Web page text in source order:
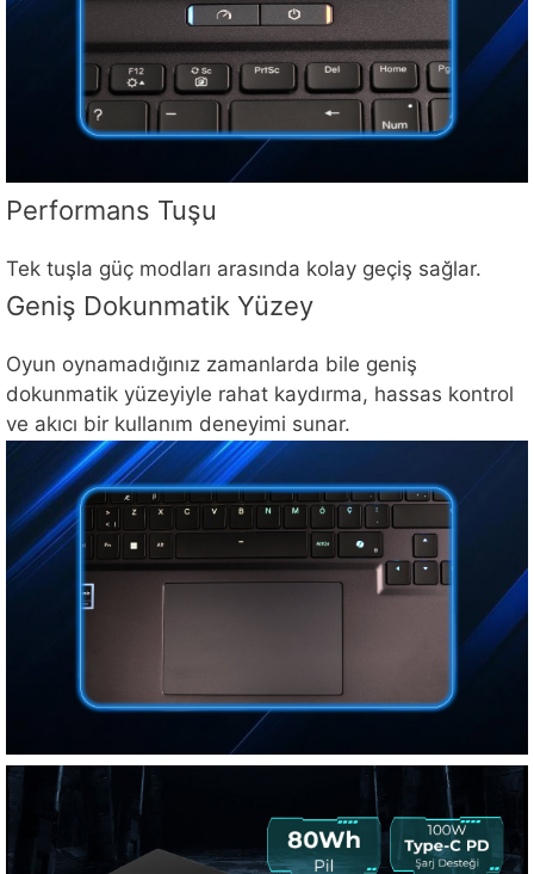
Performans Tuşu
Tek tuşla güç modları arasında kolay geçiş sağlar.
Geniş Dokunmatik Yüzey
Oyun oynamadığınız zamanlarda bile geniş
dokunmatik yüzeyiyle rahat kaydırma, hassas kontrol
ve akıcı bir kullanım deneyimi sunar.